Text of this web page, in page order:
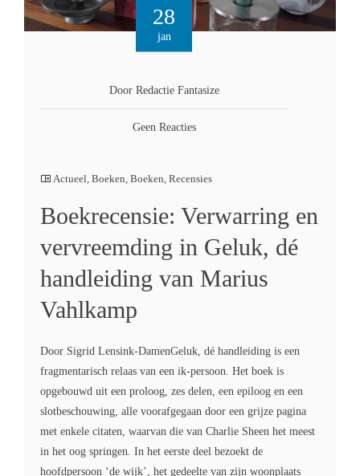
28
jan
Door Redactie Fantasize
Geen Reacties
Actueel Boeken Boeken Recensies
Boekrecensie: Verwarring en
vervreemding in Geluk, dé
handleiding van Marius
Vahlkamp
Door Sigrid Lensink-DamenGeluk, dé handleiding is een
fragmentarisch relaas van een ik-persoon. Het boek is
opgebouwd uit een proloog, zes delen, een epiloog en een
slotbeschouwing, alle voorafgegaan door een grijze pagina
met enkele citaten, waarvan die van Charlie Sheen het meest
in het oog springen. In het eerste deel bezoekt de
hoofdpersoon ‘de wijk’, het gedeelte van zijn woonplaats